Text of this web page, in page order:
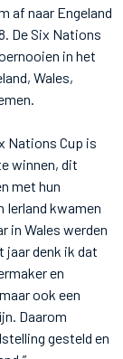
af naar Engeland
De Six Nations
in het
Wales,
Nations Cup is
winnen, dit
met hun
Ierland kwamen
in Wales werden
jaar denk ik dat
en
ook een
Daarom
gesteld en